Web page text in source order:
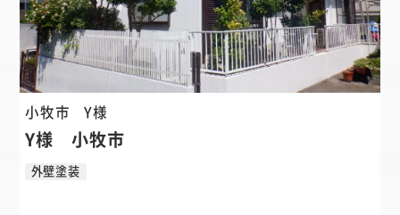
小牧市 Y様
Y様 小牧市
外壁塗装